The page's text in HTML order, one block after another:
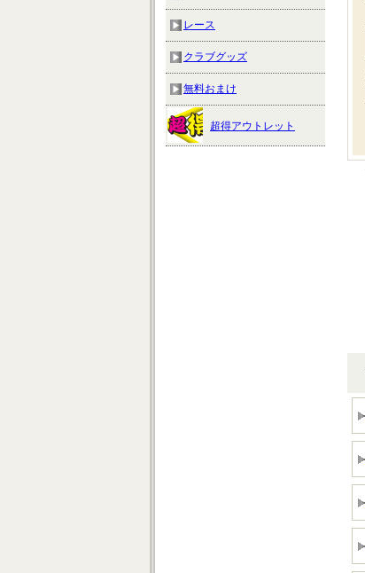
レース
クラブグッズ
無料おまけ
超得アウトレット